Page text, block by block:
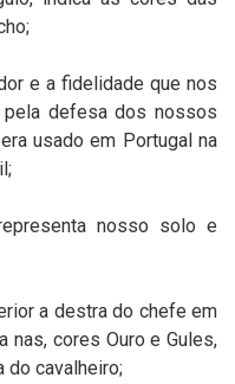
e a fidelidade que nos
pela defesa dos nossos
usado em Portugal na
nosso solo e
a destra do chefe em
nas, cores Ouro e Gules,
do cavalheiro;